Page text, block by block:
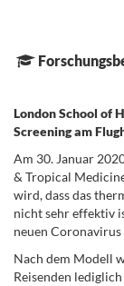
London School of
Screening am
Am 30. Januar
& Tropical
wird, dass das
nicht sehr effektiv
neuen
Nach dem Modell
Reisenden